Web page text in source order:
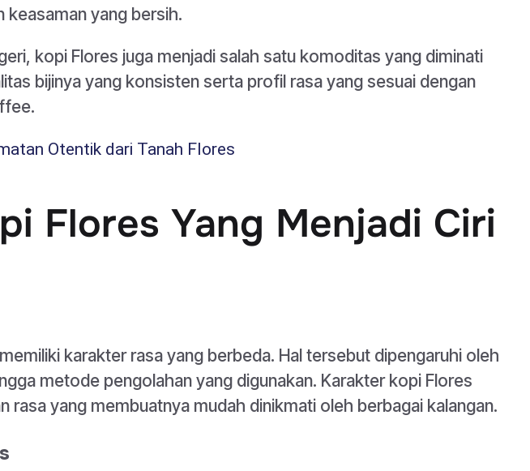
keasaman yang bersih.
kopi Flores juga menjadi salah satu komoditas yang diminati
bijinya yang konsisten serta profil rasa yang sesuai dengan
Otentik dari Tanah Flores
Flores Yang Menjadi Ciri
karakter rasa yang berbeda. Hal tersebut dipengaruhi oleh
metode pengolahan yang digunakan. Karakter kopi Flores
rasa yang membuatnya mudah dinikmati oleh berbagai kalangan.